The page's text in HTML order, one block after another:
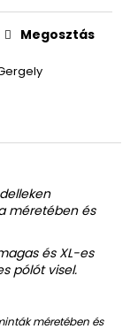
Megosztás
méretében és
és XL-es
pólót visel.
méretében és